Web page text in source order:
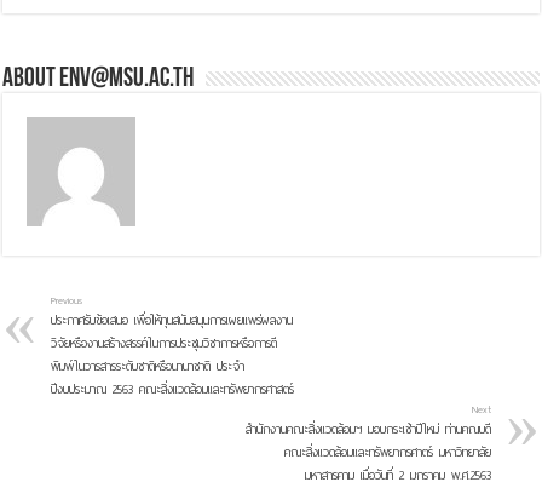
About env@msu.ac.th
Previous
ประกาศรับข้อเสนอ เพื่อให้ทุนสนับสนุนการเผยแพร่ผลงาน
วิจัยหรืองานสร้างสรรค์ในการประชุมวิชาการหรือการตี
พิมพ์ในวารสารระดับชาติหรือนานาชาติ ประจำ
ปีงบประมาณ 2563 คณะสิ่งแวดล้อมและทรัพยากรศาสตร์
Next
สำนักงานคณะสิ่งแวดล้อมฯ มอบกระเช้าปีใหม่ ท่านคณบดี
คณะสิ่งแวดล้อมและทรัพยากรศาตร์ มหาวิทยาลัย
มหาสารคาม เมื่อวันที่ 2 มกราคม พ.ศ.2563